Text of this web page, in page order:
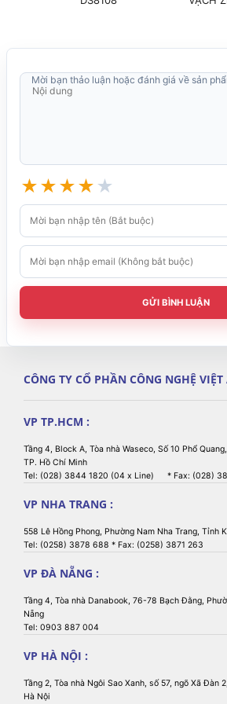
★★★★ ★
GỬI BÌNH LUẬN
Mời bạn thảo luận hoặc đánh giá về sản
CÔNG TY CỔ PHẦN CÔNG NGHỆ VIỆT
VP TP.HCM :
Tầng 4, Block A, Tòa nhà Waseco, Số 10 Phổ
TP. Hồ Chí Minh
Tel: (028) 3844 1820 (04 x Line) * Fax: (028)
VP NHA TRANG :
558 Lê Hồng Phong, Phường Nam Nha Trang, Tỉnh
Tel: (0258) 3878 688 * Fax: (0258) 3871 263
VP ĐÀ NẴNG :
Tầng 4, Tòa nhà Danabook, 76-78 Bạch Đằng,
Nẵng
Tel: 0903 887 004
VP HÀ NỘI :
Tầng 2, Tòa nhà Ngôi Sao Xanh, số 57, ngõ Xã Đàn
Hà Nội